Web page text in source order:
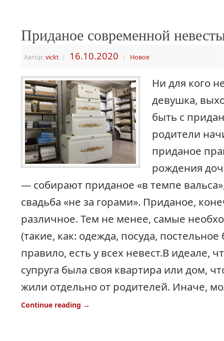
Приданое современной
Автор:vickt | 16.10.2020 | Новое
Ни для кого
девушка,
быть с
родители
приданое
рождения
— собирают приданое «в темпе
свадьба «не за горами». Приданое,
различное. Тем не менее, самые
(такие, как: одежда, посуда, постельное
правило, есть у всех невест.В идеале,
супруга была своя квартира или дом,
жили отдельно от родителей. Иначе,
Continue reading →